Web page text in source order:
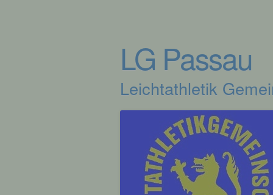
LG Passau
Leichtathletik